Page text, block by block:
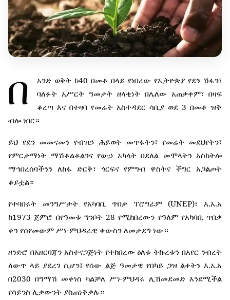
በ አንድ ወቅት ከ40 በመቶ በላይ የነበረው የኢትዮጵያ የደን ሽፋን፣
ባለፉት አሥርት ዓመታት ዘላቂነት በሌለው አጠቃቀም፣ በዛፍ
ቆረጣ እና በተዛባ የመሬት አስተዳደር ሳቢያ ወደ 3 በመቶ ዝቅ
ብሎ ነበር።
ይህ የደን መመናመን የብዝኃ ሕይወት መጥፋትን፣ የመሬት መደህየትን፣
የምርታማነት ማሽቆልቆልንና የውኃ አካላት በደለል መሞላትን አስከትሎ
ማኅበረሰባችንን ለከፋ ድርቅ፣ ጎርፍና የምግብ ዋስትና ችግር
አጋልጦት
ቆይቷል።
የተባበሩት መንግሥታት የአካባቢ ጥበቃ ፕሮግራም(UNEP)፣ እ.አ.አ
ከ1973 ጀምሮ በየዓመቱ ግንቦት28የሚከበረውን የዓለም የአካባቢ ጥበቃ
ቀን የሰየመውም ሥነ-ምህዳራዊ ቀውስን ለመታደግ ነው።
ዘንድሮ በአዘርባጃን አስተናጋጅነት የተከበረው ዕለቱ ትኩረቱን በአየር ንብረት
ለውጥ ላይ ያደረገ ሲሆን፤ የሰው ልጅ ዓመታዊ የበካይ ጋዝ ልቀትን እ.አ.አ
በ2030 በግማሽ መቀነስ ካልቻለ ሥነ-ምህዳሩ ሊሽመደመድ እንደሚችል
የሳይንስ ሊቃውንት ያስጠነቅቃሉ።